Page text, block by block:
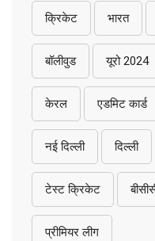
क्रिकेट भारत
बॉलीवुड यूरो 2024
केरल एडमिट कार्ड
नई दिल्ली दिल्ली
टेस्ट क्रिकेट
प्रीमियर लीग